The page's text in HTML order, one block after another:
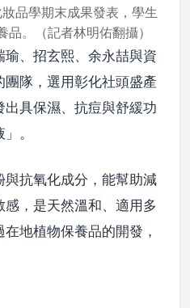
品學期末成果發表，學生
。（記者林明佑翻攝）
、招玄熙、余永喆與資
隊，選用彰化社頭盛產
具保濕、抗痘與舒緩功
。
抗氧化成分，能幫助減
，是天然溫和、適用多
地植物保養品的開發，